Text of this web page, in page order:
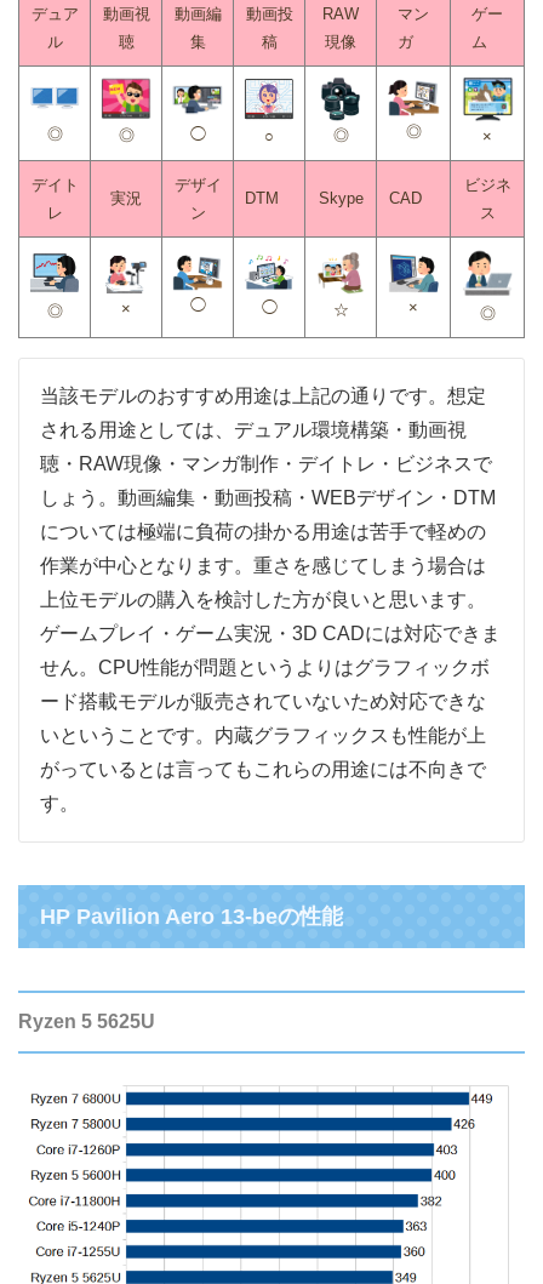
デュア
ル
動画視
聴
動画編
集
動画投
稿
RAW
現像
マン
ガ
ゲー
ム
◎ ◎ ◯ ○ ◎ ◎ ×
デイト
レ
実況
デザイ
ン
DTM Skype CAD
ビジネ
ス
◎ × ◯ ◯ ☆ × ◎
当該モデルのおすすめ用途は上記の通りです。想定
される用途としては、デュアル環境構築・動画視
聴・RAW現像・マンガ制作・デイトレ・ビジネスで
しょう。動画編集・動画投稿・WEBデザイン・DTM
については極端に負荷の掛かる用途は苦手で軽めの
作業が中心となります。重さを感じてしまう場合は
上位モデルの購入を検討した方が良いと思います。
ゲームプレイ・ゲーム実況・3D CADには対応できま
せん。CPU性能が問題というよりはグラフィックボ
ード搭載モデルが販売されていないため対応できな
いということです。内蔵グラフィックスも性能が上
がっているとは言ってもこれらの用途には不向きで
す。
HP Pavilion Aero 13-beの性能
Ryzen 5 5625U